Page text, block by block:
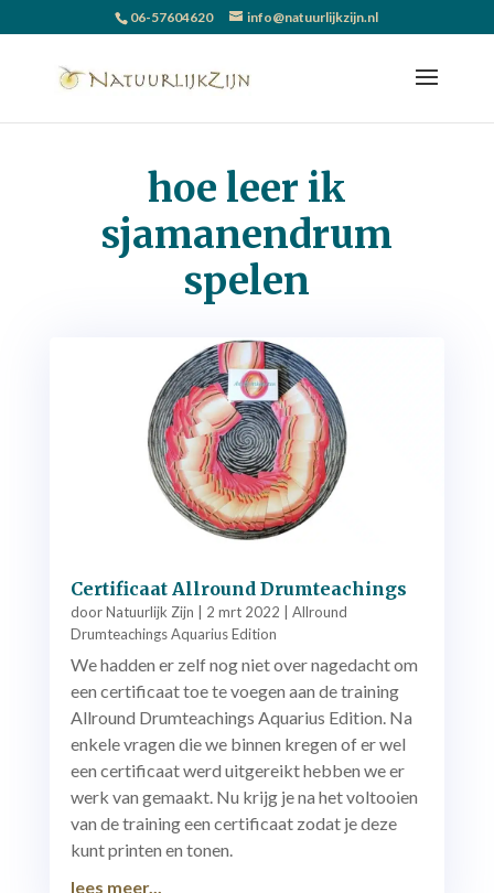
06-57604620 info@natuurlijkzijn.nl
hoe leer ik
sjamanendrum
spelen
Certificaat Allround Drumteachings
doorNatuurlijk Zijn 2 mrt 2022
Allround
Drumteachings Aquarius Edition
We hadden er zelf nog niet over nagedacht om
een certificaat toe te voegen aan de training
Allround Drumteachings Aquarius Edition. Na
enkele vragen die we binnen kregen of er wel
een certificaat werd uitgereikt hebben we er
werk van gemaakt. Nu krijg je na het voltooien
van de training een certificaat zodat je deze
kunt printen en tonen.
lees meer...